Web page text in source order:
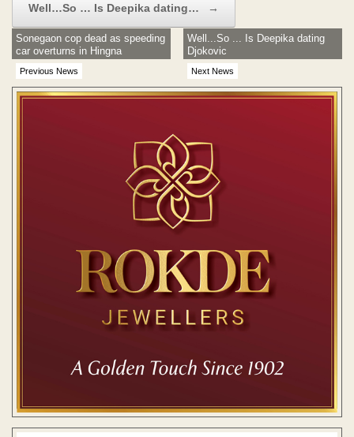
Well…So … Is Deepika dating… →
Previous News
Sonegaon cop dead as speeding
car overturns in Hingna
Next News
Well...So ... Is Deepika dating
Djokovic